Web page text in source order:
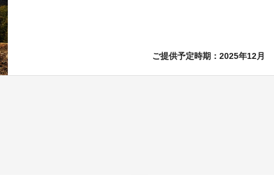
ご提供予定時期：2025年12月